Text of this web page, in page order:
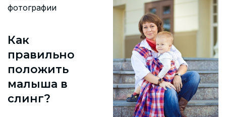
фотографии
Как
правильно
положить
малыша в
слинг?